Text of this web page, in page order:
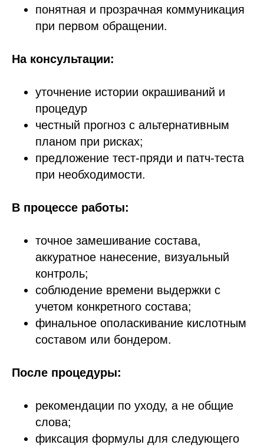
понятная и прозрачная коммуникация
при первом обращении.
На консультации:
уточнение истории окрашиваний и
процедур
честный прогноз с альтернативным
планом при рисках;
предложение тест-пряди и патч-теста
при необходимости.
В процессе работы:
точное замешивание состава,
аккуратное нанесение, визуальный
контроль;
соблюдение времени выдержки с
учетом конкретного состава;
финальное ополаскивание кислотным
составом или бондером.
После процедуры:
рекомендации по уходу, а не общие
слова;
фиксация формулы для следующего